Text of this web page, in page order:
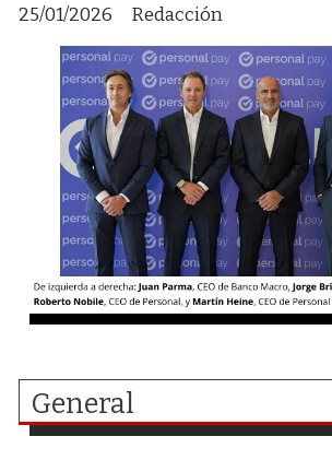
Redacción
25/01/2026
General